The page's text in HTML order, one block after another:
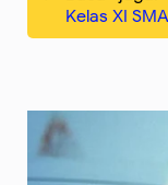
Kelas XI